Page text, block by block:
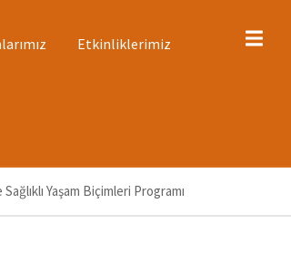
Etkinliklerimiz
Yaşam Biçimleri Programı